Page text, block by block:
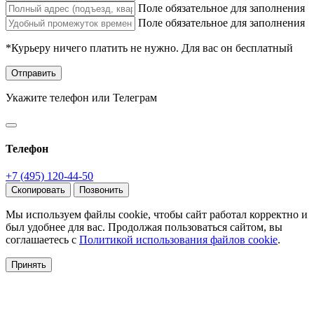
Поле обязательное для заполнения
Поле обязательное для заполнения
*Курьеру ничего платить не нужно. Для вас он бесплатный
Отправить
Укажите телефон или Телеграм
Телефон
+7 (495) 120-44-50
Скопировать Позвонить
Мы используем файлы cookie, чтобы сайт работал корректно и
был удобнее для вас. Продолжая пользоваться сайтом, вы
соглашаетесь с Политикой использования файлов cookie.
Принять